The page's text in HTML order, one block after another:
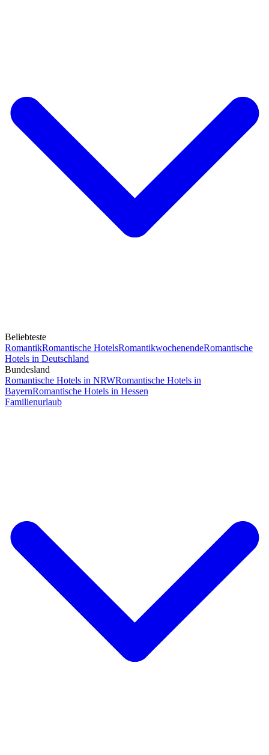
Beliebteste
RomantikRomantische HotelsRomantikwochenendeRomantische
Hotels in Deutschland
Bundesland
Romantische Hotels in NRWRomantische Hotels in
BayernRomantische Hotels in Hessen
Familienurlaub